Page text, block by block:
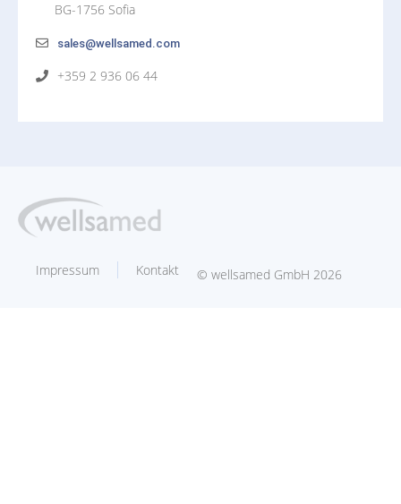
BG-1756 Sofia
sales@wellsamed.com
+359 2 936 06 44
Impressum Kontakt © wellsamed GmbH 2026